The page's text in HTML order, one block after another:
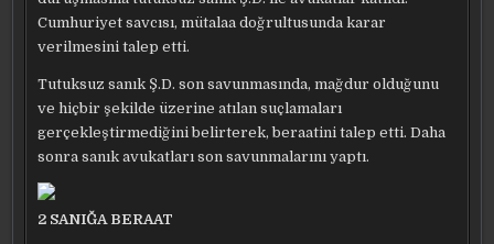
Cumhuriyet savcısı, mütalaa doğrultusunda karar
verilmesini talep etti.
Tutuksuz sanık Ş.D. son savunmasında, mağdur olduğunu
ve hiçbir şekilde üzerine atılan suçlamaları
gerçekleştirmediğini belirterek, beraatini talep etti. Daha
sonra sanık avukatları son savunmalarını yaptı.
2 SANIĞA BERAAT